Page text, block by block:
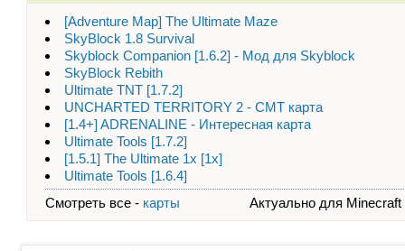
[Adventure Map] The Ultimate Maze
SkyBlock 1.8 Survival
Skyblock Companion [1.6.2] - Мод для Skyblock
SkyBlock Rebith
Ultimate TNT [1.7.2]
UNCHARTED TERRITORY 2 - CMT карта
[1.4+] ADRENALINE - Интересная карта
Ultimate Tools [1.7.2]
[1.5.1] The Ultimate 1x [1x]
Ultimate Tools [1.6.4]
Смотреть все - карты Актуально для